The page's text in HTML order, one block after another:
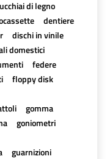
di legno
dentiere
dischi in vinile
domestici
federe
floppy disk
gomma
goniometri
guarnizioni